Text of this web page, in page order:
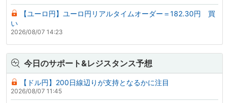
【ユーロ円】ユーロ円リアルタイムオーダー＝182.30円 買
い
2026/08/07 14:23
今日のサポート&レジスタンス予想
【ドル円】200日線辺りが支持となるかに注目
2026/08/07 11:45